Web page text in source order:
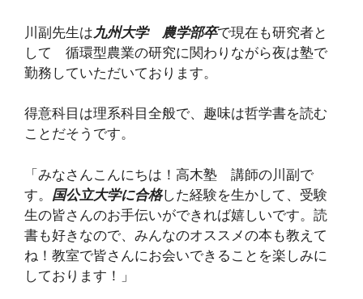
川副先生は 九州大学 農学部卒で現在も研究者と
して 循環型農業の研究に関わりながら夜は塾で
勤務していただいております。
得意科目は理系科目全般で、趣味は哲学書を読む
ことだそうです。
「みなさんこんにちは！高木塾 講師の川副で
す。 国公立大学に合格した経験を生かして、受験
生の皆さんのお手伝いができれば嬉しいです。読
書も好きなので、みんなのオススメの本も教えて
ね！教室で皆さんにお会いできることを楽しみに
しております！」